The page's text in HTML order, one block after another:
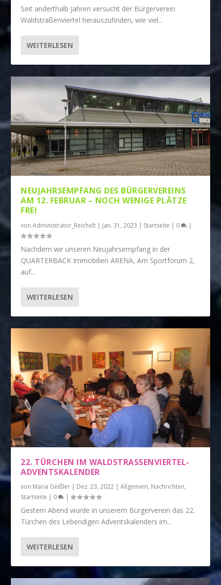
Seit anderthalb Jahren versucht der Bürgerverein
Waldstraßenviertel herauszufinden, wie viel...
WEITERLESEN
NEUJAHRSEMPFANG DES BÜRGERVEREINS
AM 12. FEBRUAR – NOCH WENIGE PLÄTZE
FREI
vonAdministrator_Reichelt | Jan. 31, 2023 | Startseite | 0 |
Nachdem wir unseren Neujahrsempfang in der
QUARTERBACK Immobilien ARENA, Am Sportforum 2,
auf...
WEITERLESEN
22. TÜRCHEN IM WALDSTRASSENVIERTEL-A
DVENTSKALENDER
von Maria Geißler | Dez. 23, 2022 |Allgemein, Nachrichten,
Startseite | 0 |
Gestern Abend wurde in unserem Bürgerverein das 22.
Türchen des Lebendigen Adventskalenders im...
WEITERLESEN